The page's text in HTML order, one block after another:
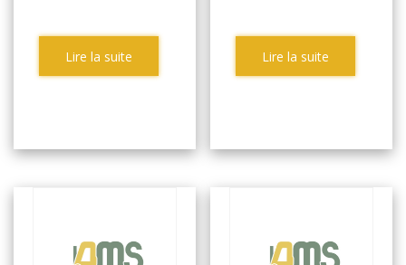
Lire la suite Lire la suite